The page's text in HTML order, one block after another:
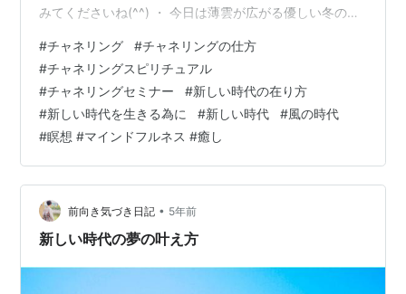
みてくださいね(^^) ・ 今日は薄雲が広がる優しい冬の一
こんな日も日差しが柔らかくて のんびりモードの休日と
いう感じでいいものですね。 私は今日も一日仕事でした
が、 この空のおかげで緩やかな時間の流れを感じながら
リラックスモードの一日となりました。 さて、私はこう
して毎日ブログを書いていますが、 何を書くか、書く内
容を自分の頭で考…
#チャネリング #チャネリングの仕方
#チャネリングスピリチュアル
#チャネリングセミナー #新しい時代の在り方
#新しい時代を生きる為に #新しい時代 #風の時代
#瞑想 #マインドフルネス #癒し
前向き気づき日記 • 5年前
新しい時代の夢の叶え方